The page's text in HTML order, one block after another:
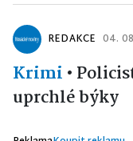
REDAKCE 04.
Krimi •
uprchlé býky